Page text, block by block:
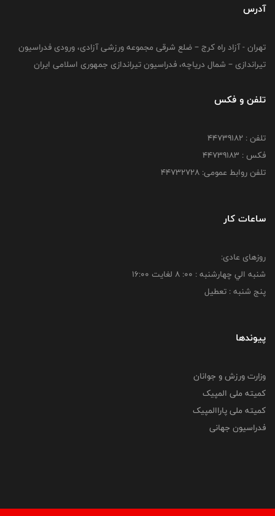
آدرس
تهران - آزاد راه کرج – ضلع شرقی مجموعه ورزشی آزادی، ورودی فدراسیون
تیراندازی – شمال دریاچه، فدراسیون تیراندازی جمهوری اسلامی ایران
تلفن و فکس
تلفن : ۴۴۷۳۹۱۸۲
فکس : ۴۴۷۳۹۱۸3
تلفن روابط عمومی: ۴۴۷۳۲۷۲۸
ساعات کار
روزهای عادی:
شنبه الي چهارشنبه : 00: 8 لغايت 16:00
پنج شنبه : تعطیل
پیوندها
وزارت ورزش و جوانان
کمیته ملی المپیک
کمیته ملی پاراالمپیک
فدراسیون جهانی